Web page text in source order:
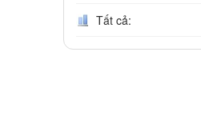
Tất cả: